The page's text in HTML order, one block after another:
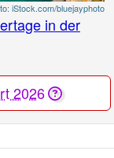
iStock.com/bluejayphoto
in der
2026